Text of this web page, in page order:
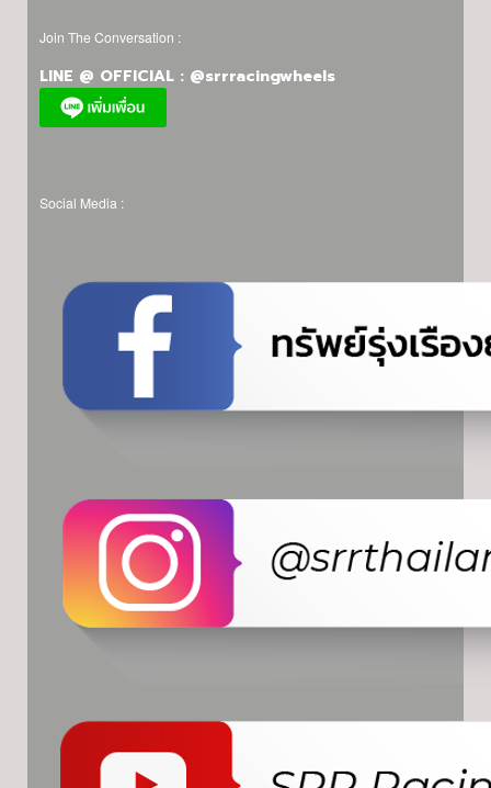
Join The Conversation :
LINE @ OFFICIAL : @srrracingwheels
Social Media :